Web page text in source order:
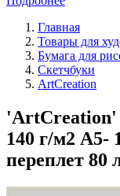
Главная
Товары для
Бумага для
Скетчбуки
ArtCreation
'ArtCreation'
140 г/м2 A5-
переплет 80